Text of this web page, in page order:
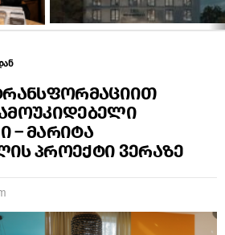
– მარიტა
პროექტი ვერაზე